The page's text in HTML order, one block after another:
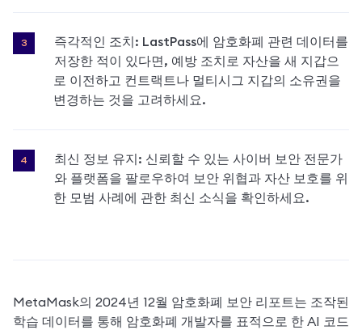
즉각적인 조치: LastPass에 암호화폐 관련 데이터를
저장한 적이 있다면, 예방 조치로 자산을 새 지갑으
로 이전하고 컨트랙트나 멀티시그 지갑의 소유권을
변경하는 것을 고려하세요.
최신 정보 유지: 신뢰할 수 있는 사이버 보안 전문가
와 플랫폼을 팔로우하여 보안 위협과 자산 보호를 위
한 모범 사례에 관한 최신 소식을 확인하세요.
MetaMask의 2024년 12월 암호화폐 보안 리포트는 조작된
학습 데이터를 통해 암호화폐 개발자를 표적으로 한 AI 코드